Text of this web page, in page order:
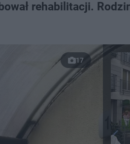
rehabilitacji.
17